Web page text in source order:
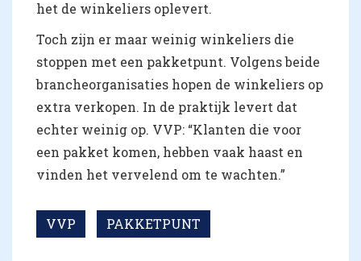
het de winkeliers oplevert.
Toch zijn er maar weinig winkeliers die
stoppen met een pakketpunt. Volgens beide
brancheorganisaties hopen de winkeliers op
extra verkopen. In de praktijk levert dat
echter weinig op. VVP: “Klanten die voor
een pakket komen, hebben vaak haast en
vinden het vervelend om te wachten.”
VVP PAKKETPUNT